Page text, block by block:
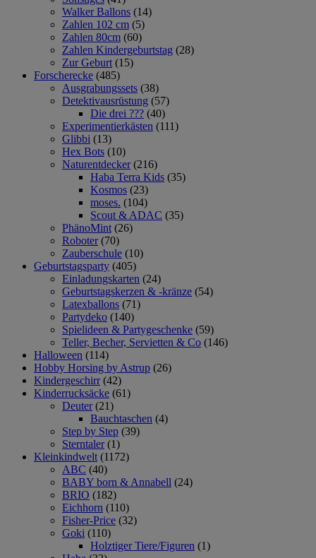
Walker Ballons (14)
Zahlen 102 cm (5)
Zahlen 80cm (60)
Zahlen Kindergeburtstag (28)
Zur Geburt (15)
Forscherecke (485)
Ausgrabungssets (38)
Detektivausrüstung (57)
Die drei ??? (40)
Experimentierkästen (111)
Glibbi (13)
Hex Bots (10)
Naturentdecker (216)
Haba Terra Kids (35)
Kosmos (23)
moses. (104)
Scout & ADAC (35)
PhänoMint (26)
Roboter (70)
Zauberschule (10)
Geburtstagsparty (405)
Einladungskarten (24)
Geburtstagskerzen & -kränze (54)
Latexballons (71)
Partydeko (140)
Spielideen & Partygeschenke (59)
Teller, Becher, Servietten & Co (146)
Halloween (114)
Hobby Horsing by Astrup (26)
Kindergeschirr (42)
Kinderrucksäcke (61)
Deuter (21)
Bauchtaschen (4)
Step by Step (39)
Sterntaler (1)
Kleinkindwelt (1172)
ABC (40)
BABY born & Annabell (24)
BRIO (182)
Eichhorn (110)
Fisher-Price (32)
Goki (110)
Holztiger Tiere/Figuren (1)